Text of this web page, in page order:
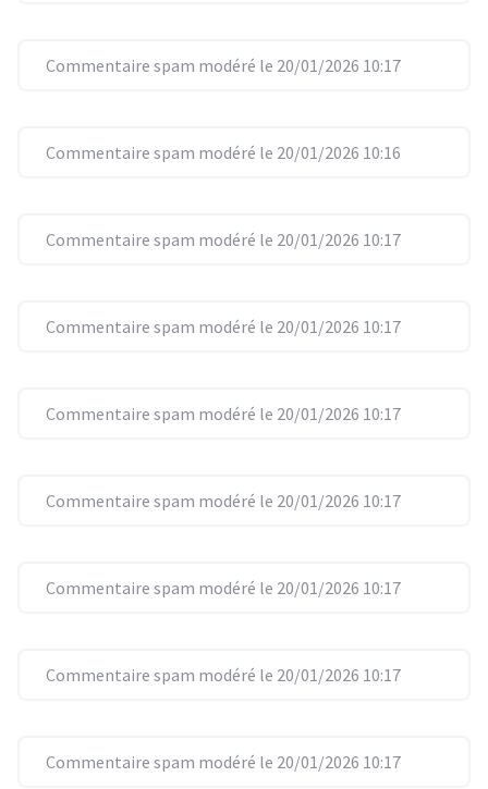
Commentaire spam modéré le 20/01/2026 10:17
Commentaire spam modéré le 20/01/2026 10:16
Commentaire spam modéré le 20/01/2026 10:17
Commentaire spam modéré le 20/01/2026 10:17
Commentaire spam modéré le 20/01/2026 10:17
Commentaire spam modéré le 20/01/2026 10:17
Commentaire spam modéré le 20/01/2026 10:17
Commentaire spam modéré le 20/01/2026 10:17
Commentaire spam modéré le 20/01/2026 10:17